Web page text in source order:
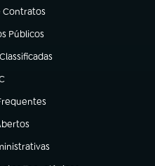
Contratos
aba)
Públicos
aba)
aba)
em nova aba)
aba)
nova aba)
aba)